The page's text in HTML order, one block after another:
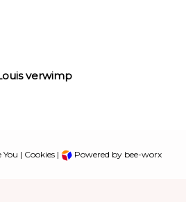
verwimp
| Cookies| Powered by bee-worx